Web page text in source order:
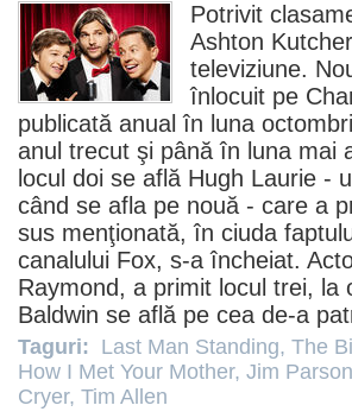
Potrivit
Ashton Kutcher
televiziune.
înlocuit pe
publicată anual în luna
anul trecut şi până în luna mai
locul doi se află Hugh Laurie -
când se afla pe nouă - care a
sus menţionată, în ciuda
canalului Fox, s-a încheiat.
Raymond, a primit locul trei, la
Baldwin se află pe cea de-a
Taguri: Last Man Standing, The
How I Met Your Mother, Jim
Cryer, Tim Allen